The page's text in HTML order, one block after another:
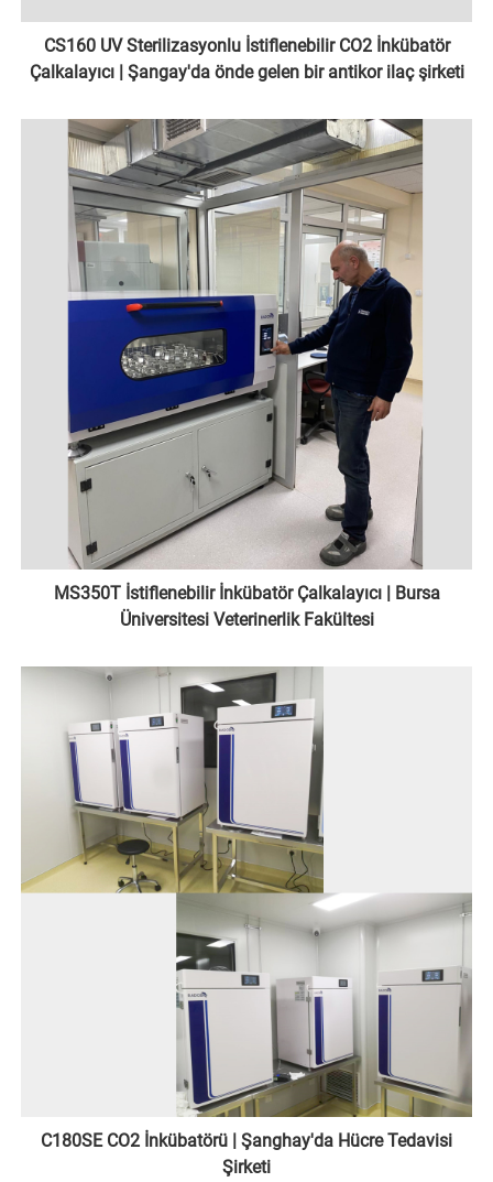
CS160 UV Sterilizasyonlu İstiflenebilir CO2 İnkübatör
Çalkalayıcı | Şangay'da önde gelen bir antikor ilaç şirketi
MS350T İstiflenebilir İnkübatör Çalkalayıcı | Bursa
Üniversitesi Veterinerlik Fakültesi
C180SE CO2 İnkübatörü | Şanghay'da Hücre Tedavisi
Şirketi